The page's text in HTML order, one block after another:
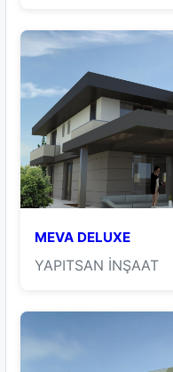
MEVA DELUXE
YAPITSAN İNŞAAT